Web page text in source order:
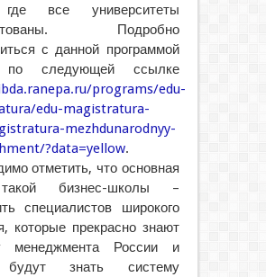
все университеты
Подробно
с данной программой
по следующей ссылке
programs/edu-
edu-magistratura-
mezhdunarodnyy-
?data=yellow.
отметить, что основная
бизнес-школы –
специалистов широкого
которые прекрасно знают
менеджмента России и
знать систему